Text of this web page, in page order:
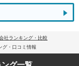
社ランキング・比較
グ・口コミ情報